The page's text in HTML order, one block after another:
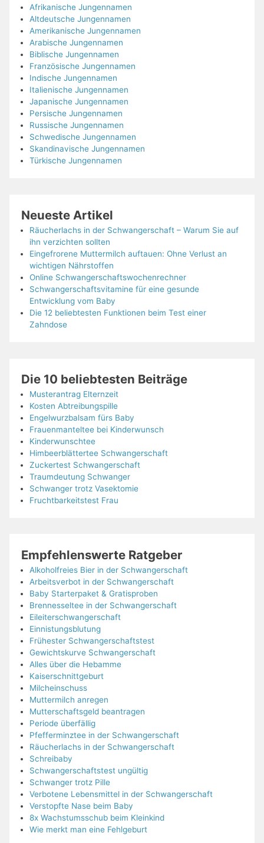
Afrikanische Jungennamen
Altdeutsche Jungennamen
Amerikanische Jungennamen
Arabische Jungennamen
Biblische Jungennamen
Französische Jungennamen
Indische Jungennamen
Italienische Jungennamen
Japanische Jungennamen
Persische Jungennamen
Russische Jungennamen
Schwedische Jungennamen
Skandinavische Jungennamen
Türkische Jungennamen
Neueste Artikel
Räucherlachs in der Schwangerschaft – Warum Sie auf
ihn verzichten sollten
Eingefrorene Muttermilch auftauen: Ohne Verlust an
wichtigen Nährstoffen
Online Schwangerschaftswochenrechner
Schwangerschaftsvitamine für eine gesunde
Entwicklung vom Baby
Die 12 beliebtesten Funktionen beim Test einer
Zahndose
Die 10 beliebtesten Beiträge
Musterantrag Elternzeit
Kosten Abtreibungspille
Engelwurzbalsam fürs Baby
Frauenmanteltee bei Kinderwunsch
Kinderwunschtee
Himbeerblättertee Schwangerschaft
Zuckertest Schwangerschaft
Traumdeutung Schwanger
Schwanger trotz Vasektomie
Fruchtbarkeitstest Frau
Empfehlenswerte Ratgeber
Alkoholfreies Bier in der Schwangerschaft
Arbeitsverbot in der Schwangerschaft
Baby Starterpaket & Gratisproben
Brennesseltee in der Schwangerschaft
Eileiterschwangerschaft
Einnistungsblutung
Frühester Schwangerschaftstest
Gewichtskurve Schwangerschaft
Alles über die Hebamme
Kaiserschnittgeburt
Milcheinschuss
Muttermilch anregen
Mutterschaftsgeld beantragen
Periode überfällig
Pfefferminztee in der Schwangerschaft
Räucherlachs in der Schwangerschaft
Schreibaby
Schwangerschaftstest ungültig
Schwanger trotz Pille
Verbotene Lebensmittel in der Schwangerschaft
Verstopfte Nase beim Baby
8x Wachstumsschub beim Kleinkind
Wie merkt man eine Fehlgeburt